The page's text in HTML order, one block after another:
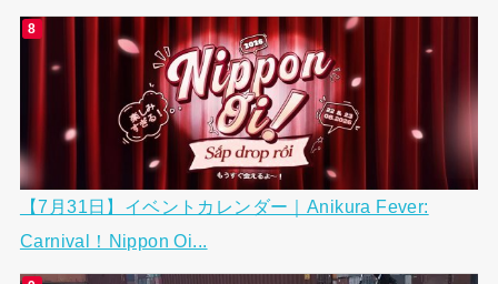
【7月31日】イベントカレンダー｜Anikura Fever:
Carnival！Nippon Oi...